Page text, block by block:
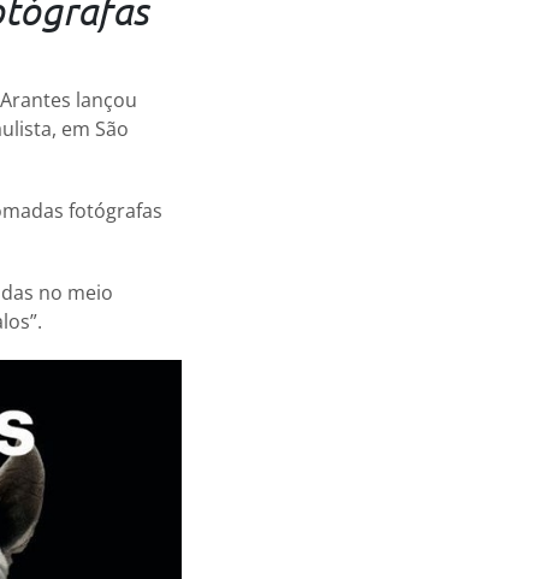
lançou
em São
fotógrafas
no meio